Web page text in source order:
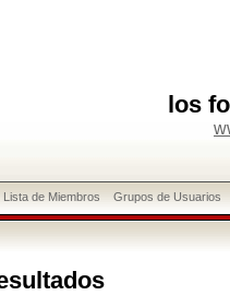
los
Lista de Miembros Grupos de Usuarios